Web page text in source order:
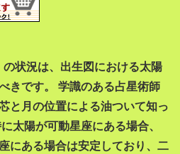
状況は、出生図における太陽
きです。 学識のある占星術師
と月の位置による油ついて知っ
太陽が可動星座にある場合、
にある場合は安定しており、二